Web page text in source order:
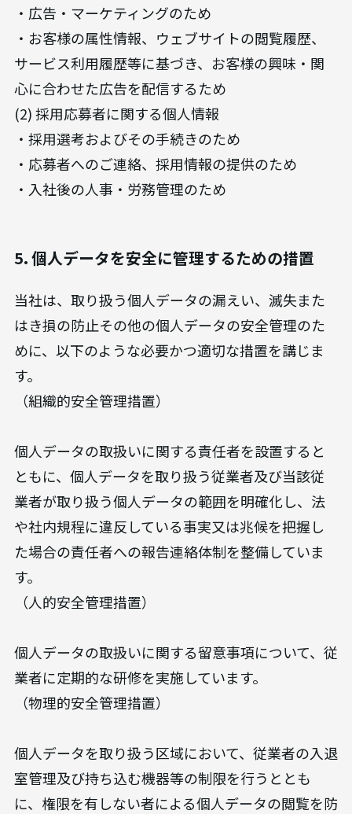
・広告・マーケティングのため
・お客様の属性情報、ウェブサイトの閲覧履歴、
サービス利用履歴等に基づき、お客様の興味・関
心に合わせた広告を配信するため
(2) 採用応募者に関する個人情報
・採用選考およびその手続きのため
・応募者へのご連絡、採用情報の提供のため
・入社後の人事・労務管理のため
5. 個人データを安全に管理するための措置
当社は、取り扱う個人データの漏えい、滅失また
はき損の防止その他の個人データの安全管理のた
めに、以下のような必要かつ適切な措置を講じま
す。
（組織的安全管理措置）
個人データの取扱いに関する責任者を設置すると
ともに、個人データを取り扱う従業者及び当該従
業者が取り扱う個人データの範囲を明確化し、法
や社内規程に違反している事実又は兆候を把握し
た場合の責任者への報告連絡体制を整備していま
す。
（人的安全管理措置）
個人データの取扱いに関する留意事項について、従
業者に定期的な研修を実施しています。
（物理的安全管理措置）
個人データを取り扱う区域において、従業者の入退
室管理及び持ち込む機器等の制限を行うととも
に、権限を有しない者による個人データの閲覧を防